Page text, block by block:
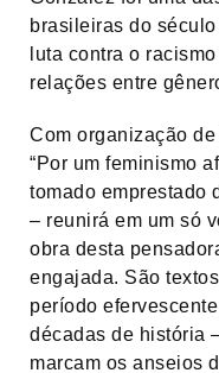
brasileiras do
luta contra o
relações entre
Com organização
“Por um feminismo
tomado emprestado
– reunirá em um só
obra desta
engajada. São
período
décadas de história
marcam os anseios